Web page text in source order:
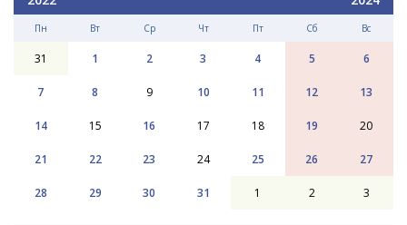
Пн Вт Ср Чт Пт Сб Вс
31 1 2 3 4 5 6
7 8 9 10 11 12 13
14 15 16 17 18 19 20
21 22 23 24 25 26 27
28 29 30 31 1 2 3